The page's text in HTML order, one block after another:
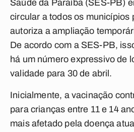
Saúde da Paraíba (SES-PB)
circular a todos os municípios
autoriza a ampliação
De acordo com a SES-PB,
há um número expressivo de
validade para 30 de abril.
Inicialmente, a vacinação
para crianças entre 11 e 14
mais afetado pela doença